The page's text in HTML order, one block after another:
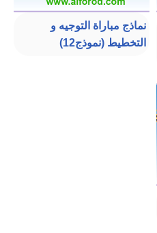
نماذج مباراة التوجيه و
التخطيط (نموذج12)